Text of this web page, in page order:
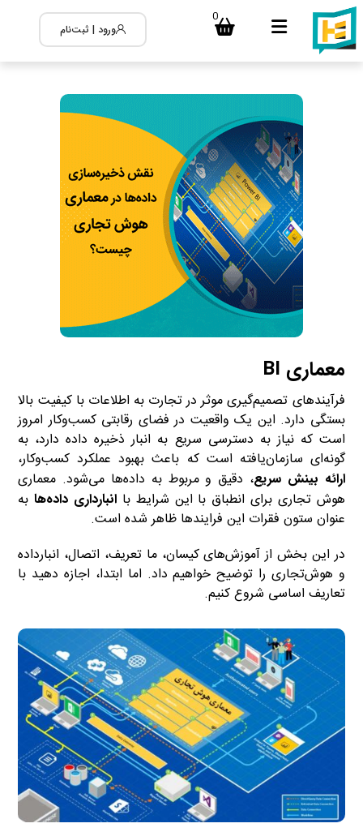
0
ورود | ثبت‌نام
معماری BI
فرآیندهای تصمیم‌گیری موثر در تجارت به اطلاعات با کیفیت بالا
بستگی دارد. این یک واقعیت در فضای رقابتی کسب‌وکار امروز
است که نیاز به دسترسی سریع به انبار ذخیره داده دارد، به
گونه‌ای سازمان‌یافته است که باعث بهبود عملکرد کسب‌وکار،
ارائه بینش سریع، دقیق و مربوط به داده‌ها می‌شود. معماری
هوش تجاری برای انطباق با این شرایط با انبارداری داده‌هابه
عنوان ستون فقرات این فرایندها ظاهر شده است.
در این بخش از آموزش‌های کیسان، ما تعریف، اتصال، انبارداده
و هوش‌تجاری را توضیح خواهیم داد. اما ابتدا، اجازه دهید با
تعاریف اساسی شروع کنیم.